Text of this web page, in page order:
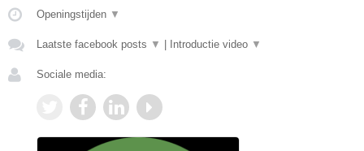
Openingstijden ▼
Laatste facebook posts ▼ Introductie video ▼
Sociale media: